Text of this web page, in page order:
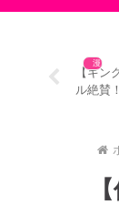
漫画
【キン
ル絶賛